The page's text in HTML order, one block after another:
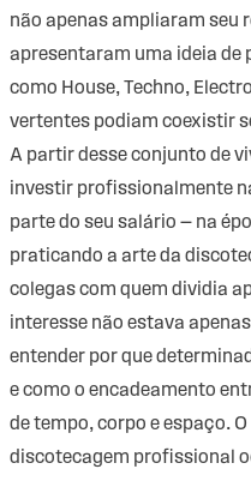
não apenas ampliaram seu
apresentaram uma ideia de
como House, Techno,
vertentes podiam coexistir
A partir desse conjunto de
investir profissionalmente
parte do seu salário — na
praticando a arte da
colegas com quem dividia
interesse não estava
entender por que
e como o encadeamento
de tempo, corpo e espaço.
discotecagem profissional